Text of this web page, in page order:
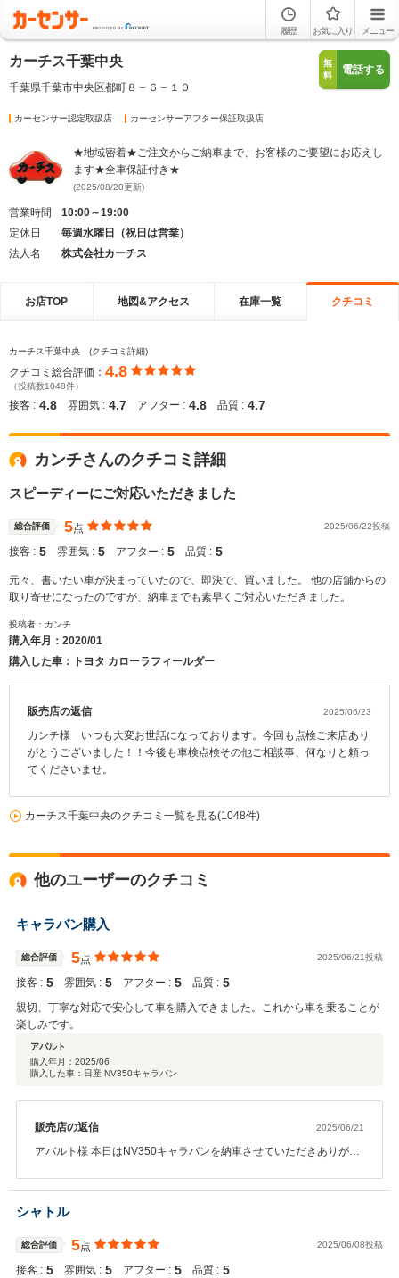
履歴 お気に入り メニュー
カーチス千葉中央
千葉県千葉市中央区都町８－６－１０
無
料
電話する
カーセンサー認定取扱店 カーセンサーアフター保証取扱店
★地域密着★ご注文からご納車まで、お客様のご要望にお応えし
ます★全車保証付き★
(2025/08/20更新)
営業時間
10:00～19:00
定休日
毎週水曜日（祝日は営業）
法人名
株式会社カーチス
お店TOP 地図&アクセス 在庫一覧 クチコミ
カーチス千葉中央 (クチコミ詳細)
クチコミ総合評価： 4.8
（投稿数1048件）
接客 : 4.8 雰囲気 : 4.7 アフター : 4.8 品質 : 4.7
カンチさんのクチコミ詳細
スピーディーにご対応いただきました
総合評価 5点 2025/06/22投稿
接客 : 5 雰囲気 : 5 アフター : 5 品質 : 5
元々、書いたい車が決まっていたので、即決で、買いました。 他の店舗からの
取り寄せになったのですが、納車までも素早くご対応いただきました。
投稿者：カンチ
購入年月： 2020/01
購入した車：トヨタ カローラフィールダー
販売店の返信 2025/06/23
カンチ様 いつも大変お世話になっております。今回も点検ご来店あり
がとうございました！！今後も車検点検その他ご相談事、何なりと頼っ
てくださいませ。
カーチス千葉中央のクチコミ一覧を見る(1048件)
他のユーザーのクチコミ
キャラバン購入
総合評価 5点 2025/06/21投稿
接客 : 5 雰囲気 : 5 アフター : 5 品質 : 5
親切、丁寧な対応で安心して車を購入できました。これから車を乗ることが
楽しみです。
アバルト
購入年月： 2025/06
購入した車：日産 NV350キャラバン
販売店の返信 2025/06/21
アバルト様 本日はNV350キャラバンを納車させていただきありがと
シャトル
総合評価 5点 2025/06/08投稿
接客 : 5 雰囲気 : 5 アフター : 5 品質 : 5